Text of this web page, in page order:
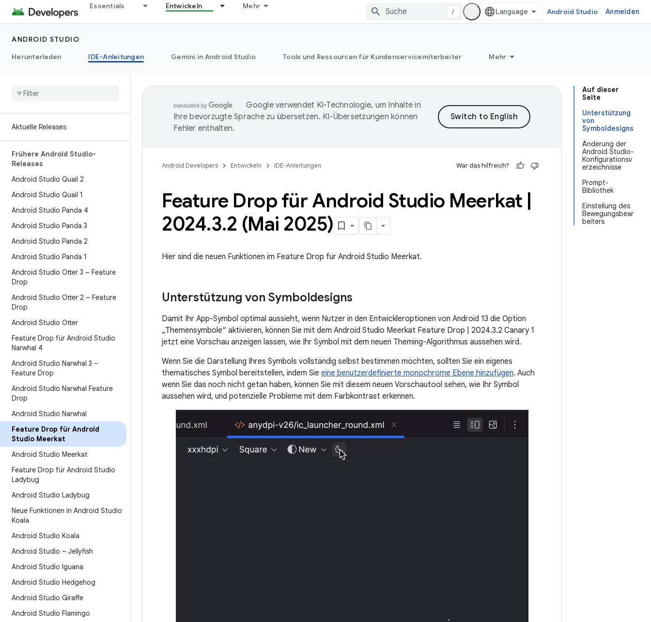
Essentials Entwickeln Mehr
/ Android Studio Anmelden
ANDROID STUDIO
Herunterladen
IDE-Anleitungen Gemini in Android Studio Tools und Ressourcen für Kundenservicemitarbeiter Mehr
Aktuelle Releases
Frühere Android Studio-
Releases
Android Studio Quail 2
Android Studio Quail 1
Android Studio Panda 4
Android Studio Panda 3
Android Studio Panda 2
Android Studio Panda 1
Android Studio Otter 3 – Feature
Drop
Android Studio Otter 2 – Feature
Drop
Android Studio Otter
Feature Drop für Android Studio
Narwhal 4
Android Studio Narwhal 3 –
Feature Drop
Android Studio Narwhal Feature
Drop
Android Studio Narwhal
Feature Drop für Android
Studio Meerkat
Android Studio Meerkat
Feature Drop für Android Studio
Ladybug
Android Studio Ladybug
Neue Funktionen in Android Studio
Koala
Android Studio Koala
Android Studio – Jellyfish
Android Studio Iguana
Android Studio Hedgehog
Android Studio Giraffe
Android Studio Flamingo
Auf dieser
Seite
Unterstützung
von
Symboldesigns
Änderung der
Android Studio-
Konfigurationsv
erzeichnisse
Prompt-
Bibliothek
Einstellung des
Bewegungsbear
beiters
Google verwendet KI-Technologie, um Inhalte in
Ihre bevorzugte Sprache zu übersetzen. KI-Übersetzungen können
Fehler enthalten.
Android Developers Entwickeln IDE-Anleitungen War das hilfreich?
Feature Drop für Android Studio Meerkat |
2024.3.2 (Mai 2025)
Hier sind die neuen Funktionen im Feature Drop für Android Studio Meerkat.
Unterstützung von Symboldesigns
Damit Ihr App-Symbol optimal aussieht, wenn Nutzer in den Entwickleroptionen von Android 13 die Option
„Themensymbole“ aktivieren, können Sie mit dem Android Studio Meerkat Feature Drop | 2024.3.2 Canary 1
jetzt eine Vorschau anzeigen lassen, wie Ihr Symbol mit dem neuen Theming-Algorithmus aussehen wird.
Wenn Sie die Darstellung Ihres Symbols vollständig selbst bestimmen möchten, sollten Sie ein eigenes
thematisches Symbol bereitstellen, indem Sie eine benutzerdefinierte monochrome Ebene hinzufügen. Auch
wenn Sie das noch nicht getan haben, können Sie mit diesem neuen Vorschautool sehen, wie Ihr Symbol
aussehen wird, und potenzielle Probleme mit dem Farbkontrast erkennen.